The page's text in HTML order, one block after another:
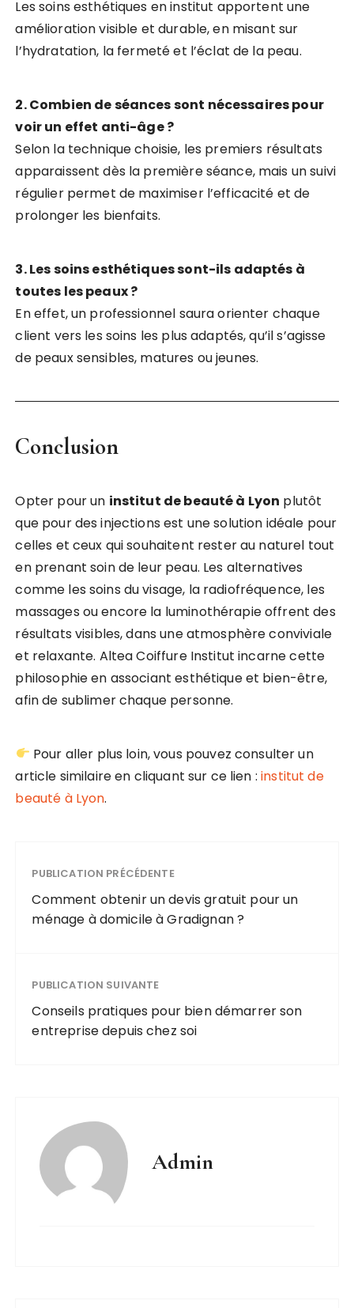
Les soins esthétiques en institut apportent une
amélioration visible et durable, en misant sur
l’hydratation, la fermeté et l’éclat de la peau.
2. Combien de séances sont nécessaires pour
voir un effet anti-âge ?
Selon la technique choisie, les premiers résultats
apparaissent dès la première séance, mais un suivi
régulier permet de maximiser l’efficacité et de
prolonger les bienfaits.
3. Les soins esthétiques sont-ils adaptés à
toutes les peaux ?
En effet, un professionnel saura orienter chaque
client vers les soins les plus adaptés, qu’il s’agisse
de peaux sensibles, matures ou jeunes.
Conclusion
Opter pour un institut de beauté à Lyon plutôt
que pour des injections est une solution idéale pour
celles et ceux qui souhaitent rester au naturel tout
en prenant soin de leur peau. Les alternatives
comme les soins du visage, la radiofréquence, les
massages ou encore la luminothérapie offrent des
résultats visibles, dans une atmosphère conviviale
et relaxante. Altea Coiffure Institut incarne cette
philosophie en associant esthétique et bien-être,
afin de sublimer chaque personne.
Pour aller plus loin, vous pouvez consulter un
article similaire en cliquant sur ce lien :institut de
beauté à Lyon.
PUBLICATION PRÉCÉDENTE
Comment obtenir un devis gratuit pour un
ménage à domicile à Gradignan ?
PUBLICATION SUIVANTE
Conseils pratiques pour bien démarrer son
entreprise depuis chez soi
Admin